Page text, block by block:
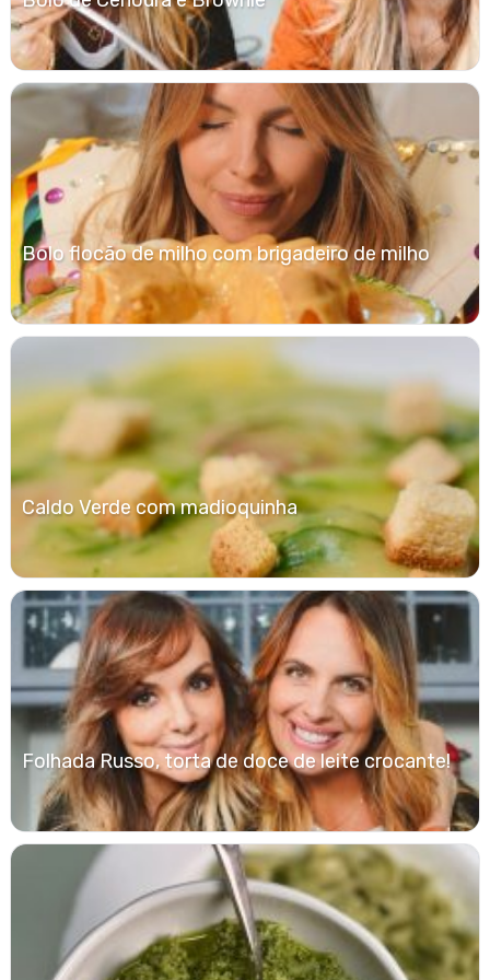
Bolo flocão de milho com brigadeiro de milho
Caldo Verde com madioquinha
Folhada Russo, torta de doce de leite crocante!